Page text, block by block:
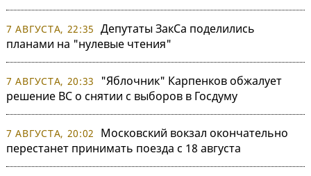
7 АВГУСТА, 22:35 Депутаты ЗакСа поделились
планами на "нулевые чтения"
7 АВГУСТА, 20:33
"Яблочник" Карпенков обжалует
решение ВС о снятии с выборов в Госдуму
7 АВГУСТА, 20:02
Московский вокзал окончательно
перестанет принимать поезда с 18 августа